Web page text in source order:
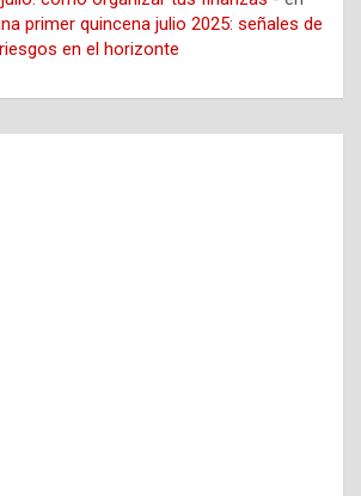
primer quincena julio 2025: señales de
en el horizonte